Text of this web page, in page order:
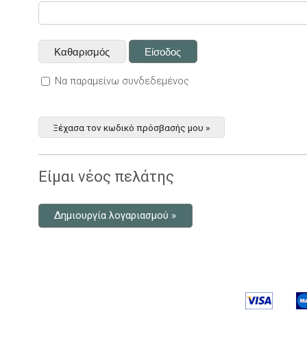
Να παραμείνω συνδεδεμένος
Ξέχασα τον κωδικό πρόσβασής μου »
Είμαι νέος πελάτης
Δημιουργία λογαριασμού »